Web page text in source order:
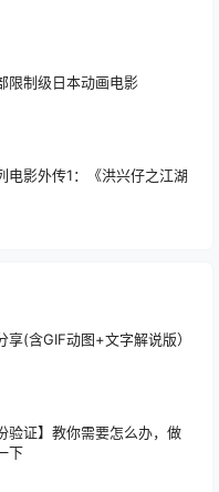
限制级日本动画电影
电影外传1：《洪兴仔之江湖
(含GIF动图+文字解说版）
验证】教你需要怎么办，做
下